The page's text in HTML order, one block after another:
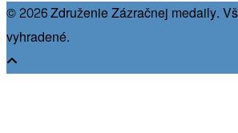
© 2026 Združenie Zázračnej medaily.
vyhradené.